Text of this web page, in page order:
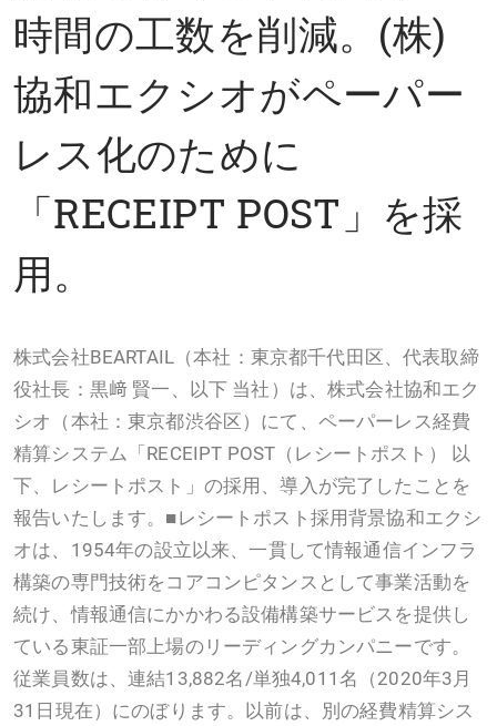
時間の工数を削減。(株)
協和エクシオがペーパー
レス化のために
「RECEIPT POST」を採
用。
株式会社BEARTAIL（本社：東京都千代田区、代表取締
役社長：黒﨑 賢一、以下 当社）は、株式会社協和エク
シオ（本社：東京都渋谷区）にて、ペーパーレス経費
精算システム「RECEIPT POST（レシートポスト） 以
下、レシートポスト」の採用、導入が完了したことを
報告いたします。■レシートポスト採用背景協和エクシ
オは、1954年の設立以来、一貫して情報通信インフラ
構築の専門技術をコアコンピタンスとして事業活動を
続け、情報通信にかかわる設備構築サービスを提供し
ている東証一部上場のリーディングカンパニーです。
従業員数は、連結13,882名/単独4,011名（2020年3月
31日現在）にのぼります。以前は、別の経費精算シス